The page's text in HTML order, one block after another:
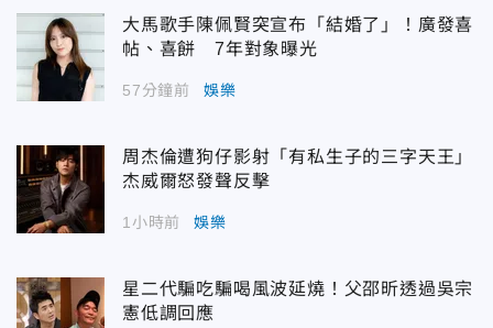
大馬歌手陳佩賢突宣布「結婚了」！廣發喜
帖、喜餅 7年對象曝光
57分鐘前 娛樂
周杰倫遭狗仔影射「有私生子的三字天王」
杰威爾怒發聲反擊
1小時前 娛樂
星二代騙吃騙喝風波延燒！父邵昕透過吳宗
憲低調回應